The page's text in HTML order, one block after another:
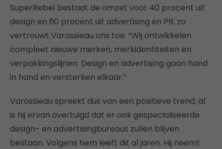
SuperRebel bestaat de omzet voor 40 procent uit
design en 60 procent uit advertising en PR, zo
vertrouwt Varossieau ons toe. “Wij ontwikkelen
compleet nieuwe merken, merkidentiteiten en
verpakkingslijnen. Design en advertising gaan hand
in hand en versterken elkaar.”
Varossieau spreekt dus van een positieve trend, al
is hij ervan overtuigd dat er ook gespecialiseerde
design- en advertisingbureaus zullen blijven
bestaan. Volgens hem leeft dit al jaren. Hij neemt